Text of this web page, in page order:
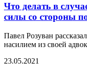
Что делать в
силы со стороны
Павел Розуван
насилием из своей
23.05.2021